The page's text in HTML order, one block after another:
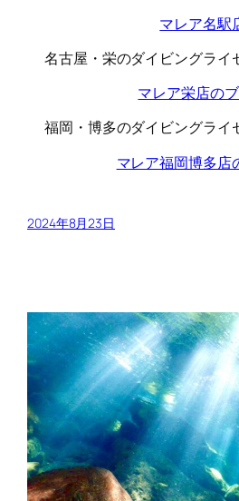
マレア名駅
名古屋・栄のダイビングライ
マレア栄店の
福岡・博多のダイビングライ
マレア福岡博多店
2024年8月23日